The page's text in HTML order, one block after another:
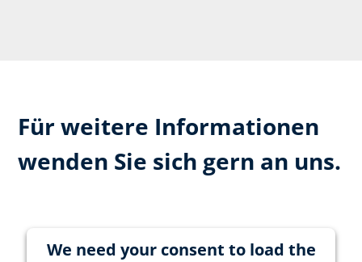
Für weitere Informationen
wenden Sie sich gern an uns.
We need your consent to load the